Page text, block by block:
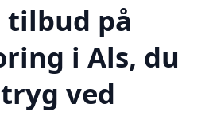
tilbud på
i Als, du
ved